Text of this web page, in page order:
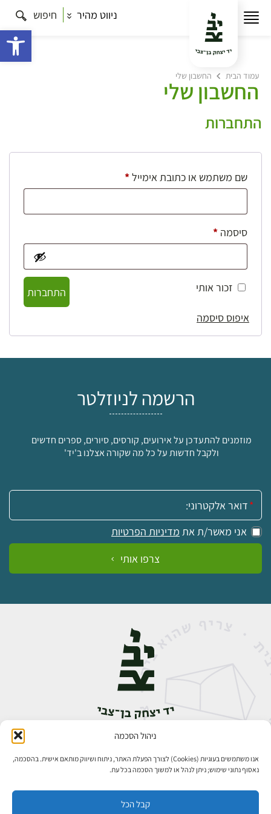
ניהול הסכמה
אנו משתמשים בעוגיות (Cookies) לצורך הפעלת האתר, ניתוח ושיווק מותאם אישית. בהסכמה,
נאסוף נתוני שימוש; ניתן לנהל או למשוך הסכמה בכל עת.
קבל הכל
ניווט מהיר חיפוש
עמוד הבית החשבון שלי
החשבון שלי
התחברות
שם משתמש או כתובת אימייל*חובה
סיסמה *חובה
זכור אותי
התחברות
איפוס סיסמה
הרשמה לניוזלטר
מוזמנים להתעדכן על אירועים, קורסים, סיורים, ספרים חדשים
ולקבל חדשות על כל מה שקורה אצלנו ב'יד'
אימייל:
אני מאשר/ת את מדיניות הפרטיות
צרפו אותי
אבן גבירול 14, רחביה, ירושלים